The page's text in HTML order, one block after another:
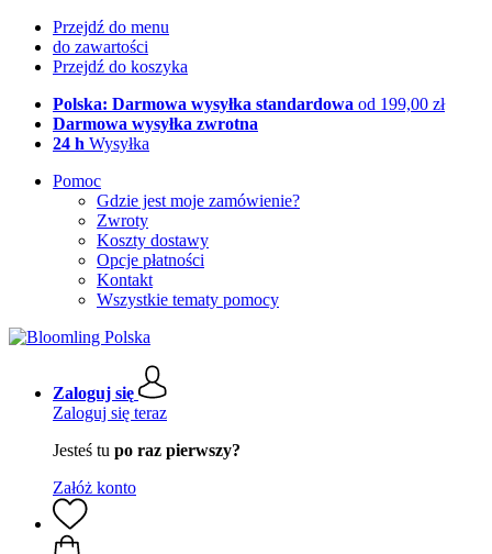
Przejdź do menu
do zawartości
Przejdź do koszyka
Polska: Darmowa wysyłka standardowa od 199,00 zł
Darmowa wysyłka zwrotna
24 h Wysyłka
Pomoc
Gdzie jest moje zamówienie?
Zwroty
Koszty dostawy
Opcje płatności
Kontakt
Wszystkie tematy pomocy
Zaloguj się
Zaloguj się teraz
Jesteś tu po raz pierwszy?
Załóż konto